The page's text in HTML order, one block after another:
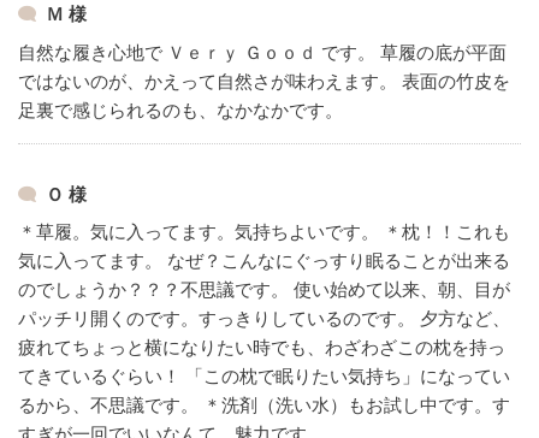
Ｍ 様
自然な履き心地で Ｖｅｒｙ Ｇｏｏｄ です。
草履の底が平面
ではないのが、かえって自然さが味わえます。
表面の竹皮を
足裏で感じられるのも、なかなかです。
Ｏ 様
＊草履。気に入ってます。気持ちよいです。
＊枕！！これも
気に入ってます。
なぜ？こんなにぐっすり眠ることが出来る
のでしょうか？？？不思議です。
使い始めて以来、朝、目が
パッチリ開くのです。すっきりしているのです。
夕方など、
疲れてちょっと横になりたい時でも、わざわざこの枕を持っ
てきているぐらい！
「この枕で眠りたい気持ち」になってい
るから、不思議です。
＊洗剤（洗い水）もお試し中です。す
すぎが一回でいいなんて、魅力です。